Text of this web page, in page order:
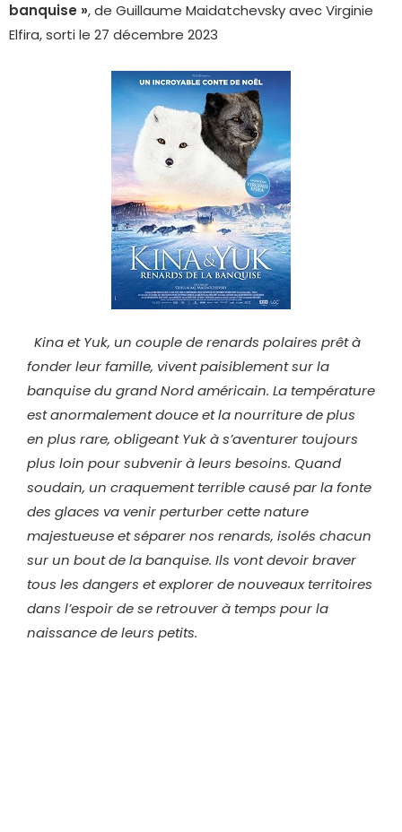
banquise », de Guillaume Maidatchevsky avec Virginie
Elfira, sorti le 27 décembre 2023
Kina et Yuk, un couple de renards polaires prêt à
fonder leur famille, vivent paisiblement sur la
banquise du grand Nord américain. La température
est anormalement douce et la nourriture de plus
en plus rare, obligeant Yuk à s’aventurer toujours
plus loin pour subvenir à leurs besoins. Quand
soudain, un craquement terrible causé par la fonte
des glaces va venir perturber cette nature
majestueuse et séparer nos renards, isolés chacun
sur un bout de la banquise. Ils vont devoir braver
tous les dangers et explorer de nouveaux territoires
dans l’espoir de se retrouver à temps pour la
naissance de leurs petits.